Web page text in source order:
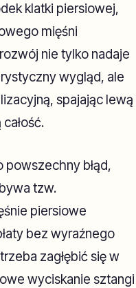
klatki piersiowej,
mięśni
nie tylko nadaje
wygląd, ale
spajając lewą
powszechny błąd,
tzw.
piersiowe
bez wyraźnego
zagłębić się w
wyciskanie sztangi